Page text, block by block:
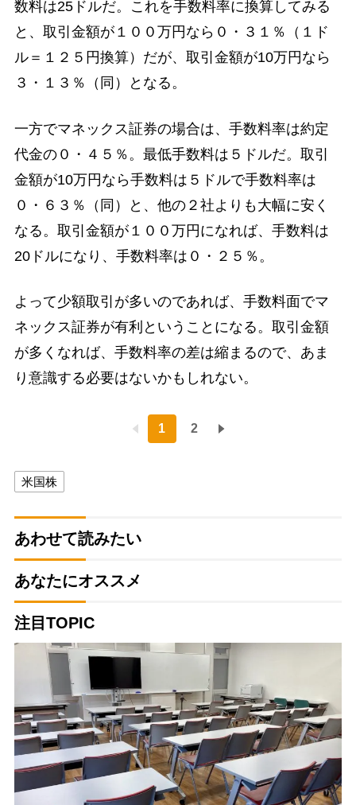
数料は25ドルだ。これを手数料率に換算してみる
と、取引金額が１００万円なら０・３１％（１ド
ル＝１２５円換算）だが、取引金額が10万円なら
３・１３％（同）となる。
一方でマネックス証券の場合は、手数料率は約定
代金の０・４５％。最低手数料は５ドルだ。取引
金額が10万円なら手数料は５ドルで手数料率は
０・６３％（同）と、他の２社よりも大幅に安く
なる。取引金額が１００万円になれば、手数料は
20ドルになり、手数料率は０・２５％。
よって少額取引が多いのであれば、手数料面でマ
ネックス証券が有利ということになる。取引金額
が多くなれば、手数料率の差は縮まるので、あま
り意識する必要はないかもしれない。
1 2
米国株
あわせて読みたい
あなたにオススメ
注目TOPIC